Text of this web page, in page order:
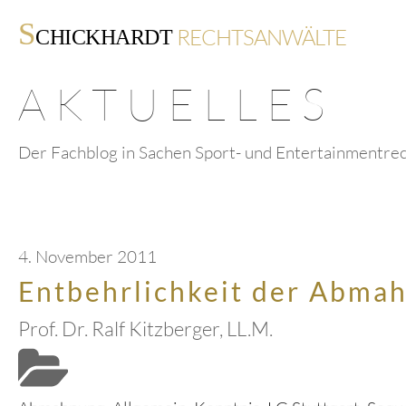
SCHICKHARDT RECHTSANWÄLTE
AKTUELLES
Der Fachblog in Sachen Sport- und
4. November 2011
Entbehrlichkeit der
Prof. Dr. Ralf Kitzberger, LL.M.